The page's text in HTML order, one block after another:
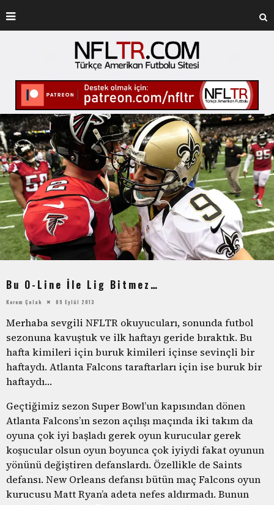
Bu O-Line İle Lig Bitmez…
Kerem Çolak 09 Eylül 2013
Merhaba sevgili NFLTR okuyucuları, sonunda futbol
sezonuna kavuştuk ve ilk haftayı geride bıraktık. Bu
hafta kimileri için buruk kimileri içinse sevinçli bir
haftaydı. Atlanta Falcons taraftarları için ise buruk bir
haftaydı…
Geçtiğimiz sezon Super Bowl’un kapısından dönen
Atlanta Falcons’ın sezon açılışı maçında iki takım da
oyuna çok iyi başladı gerek oyun kurucular gerek
koşucular olsun oyun boyunca çok iyiydi fakat oyunun
yönünü değiştiren defanslardı. Özellikle de Saints
defansı. New Orleans defansı bütün maç Falcons oyun
kurucusu Matt Ryan’a adeta nefes aldırmadı. Bunun